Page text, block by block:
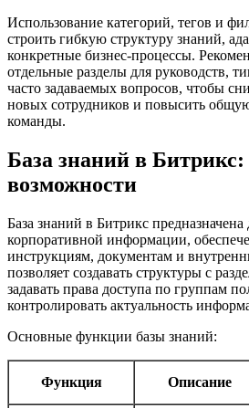
Использование категорий, тегов и
строить гибкую структуру знаний,
конкретные бизнес-процессы.
отдельные разделы для руководств,
часто задаваемых вопросов, чтобы
новых сотрудников и повысить
команды.
База знаний в
возможности
База знаний в Битрикс предназначена
корпоративной информации,
инструкциям, документам и
позволяет создавать структуры с
задавать права доступа по группам
контролировать актуальность
Основные функции базы знаний:
Функция Описание